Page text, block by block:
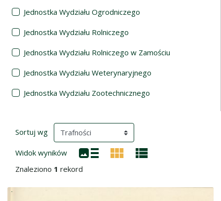
Jednostka Wydziału Ogrodniczego
Jednostka Wydziału Rolniczego
Jednostka Wydziału Rolniczego w Zamościu
Jednostka Wydziału Weterynaryjnego
Jednostka Wydziału Zootechnicznego
Wyniki wyszukiwania
Sortuj wg (automatyczne przeładowanie treści)
Widok wyników
Znaleziono 1 rekord